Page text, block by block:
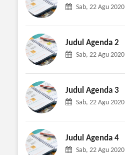
Sab, 22 Agu 2020
Judul Agenda 2
Sab, 22 Agu 2020
Judul Agenda 3
Sab, 22 Agu 2020
Judul Agenda 4
Sab, 22 Agu 2020